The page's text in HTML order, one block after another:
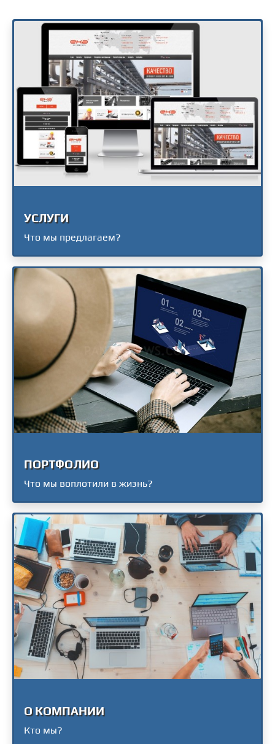
УСЛУГИ
Что мы предлагаем?
ПОРТФОЛИО
Что мы воплотили в жизнь?
О КОМПАНИИ
Кто мы?